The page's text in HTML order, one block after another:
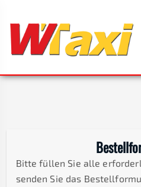
Bitte füllen Sie alle
senden Sie das